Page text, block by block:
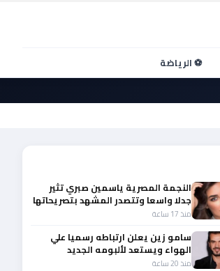
⚽ الرياضة
النجمة المصرية ياسمين صبري تثير
جدلا واسعا وتتصدر المشهد بتصريحاتها
الأخيرة
منذ 17 ساعة
سامو زين يعلن ارتباطه رسميا علي
الهواء ويستعد لألبومه الجديد
منذ 20 ساعة